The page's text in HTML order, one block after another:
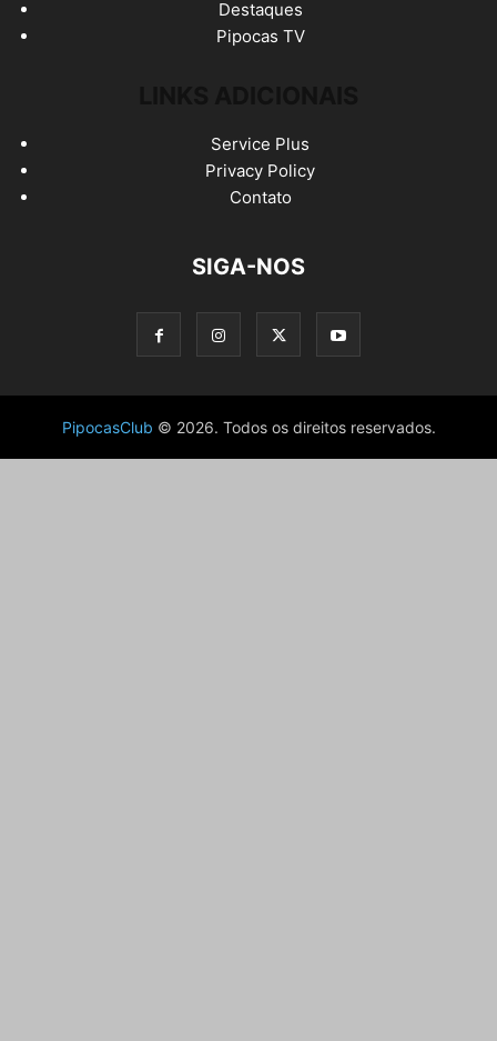
Destaques
Pipocas TV
Service Plus
Privacy Policy
Contato
SIGA-NOS
PipocasClub © 2026. Todos os direitos reservados.